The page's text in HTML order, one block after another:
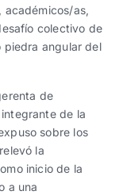
académicos/as,
colectivo de
piedra angular del
de
de la
sobre los
la
inicio de la
a una